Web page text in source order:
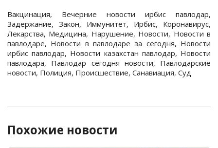
Вакцинация, Вечерние новости ирбис павлодар,
Задержание, Закон, Иммунитет, Ирбис, Коронавирус,
Лекарства, Медицина, Нарушение, Новости, Новости в
павлодаре, Новости в павлодаре за сегодня, Новости
ирбис павлодар, Новости казахстан павлодар, Новости
павлодара, Павлодар сегодня новости, Павлодарские
новости, Полиция, Происшествие, Санавиация, Суд
Похожие новости